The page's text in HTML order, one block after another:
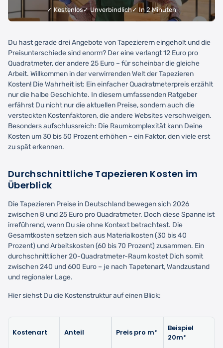
✓ Kostenlos✓ Unverbindlich✓ In 2 Minuten
Du hast gerade drei Angebote von Tapezierern eingeholt und die
Preisunterschiede sind enorm? Der eine verlangt 12 Euro pro
Quadratmeter, der andere 25 Euro – für scheinbar die gleiche
Arbeit. Willkommen in der verwirrenden Welt der Tapezieren
Kosten! Die Wahrheit ist: Ein einfacher Quadratmeterpreis erzählt
nur die halbe Geschichte. In diesem umfassenden Ratgeber
erfährst Du nicht nur die aktuellen Preise, sondern auch die
versteckten Kostenfaktoren, die andere Websites verschweigen.
Besonders aufschlussreich: Die Raumkomplexität kann Deine
Kosten um 30 bis 50 Prozent erhöhen – ein Faktor, den viele erst
zu spät erkennen.
Durchschnittliche Tapezieren Kosten im
Überblick
Die Tapezieren Preise in Deutschland bewegen sich 2026
zwischen 8 und 25 Euro pro Quadratmeter. Doch diese Spanne ist
irreführend, wenn Du sie ohne Kontext betrachtest. Die
Gesamtkosten setzen sich aus Materialkosten (30 bis 40
Prozent) und Arbeitskosten (60 bis 70 Prozent) zusammen. Ein
durchschnittlicher 20-Quadratmeter-Raum kostet Dich somit
zwischen 240 und 600 Euro – je nach Tapetenart, Wandzustand
und regionaler Lage.
Hier siehst Du die Kostenstruktur auf einen Blick:
Kostenart Anteil Preis pro m²
Beispiel
20m²